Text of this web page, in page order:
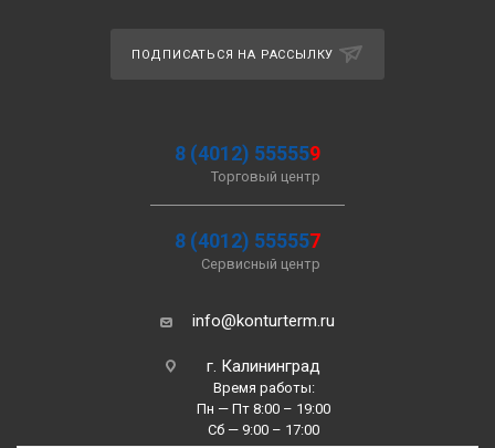
ПОДПИСАТЬСЯ НА РАССЫЛКУ
8 (4012) 555559
Торговый центр
8 (4012) 555557
Сервисный центр
info@konturterm.ru
г. Калининград
Время работы:
Пн — Пт 8:00 – 19:00
Сб — 9:00 – 17:00